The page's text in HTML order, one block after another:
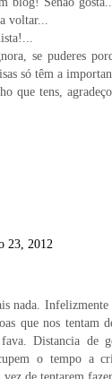
voltar...
se puderes
só têm a
que tens,
23, 2012
nada. Infelizmente
que nos tentam
Distancia de
o tempo a